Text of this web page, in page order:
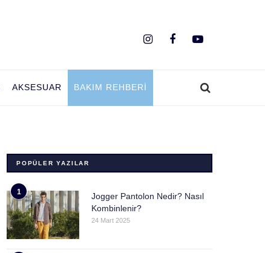
AKSESUAR BAKIM REHBERI
POPÜLER YAZILAR
1
Jogger Pantolon Nedir? Nasıl
Kombinlenir?
24 Mart 2025